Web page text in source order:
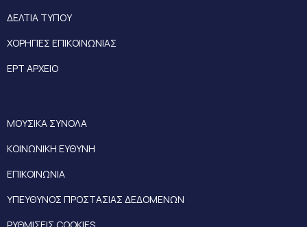
ΔΕΛΤΙΑ ΤΥΠΟΥ
ΧΟΡΗΓΙΕΣ ΕΠΙΚΟΙΝΩΝΙΑΣ
ΕΡΤ ΑΡΧΕΙΟ
ΜΟΥΣΙΚΑ ΣΥΝΟΛΑ
ΚΟΙΝΩΝΙΚΗ ΕΥΘΥΝΗ
ΕΠΙΚΟΙΝΩΝΙΑ
ΥΠΕΥΘΥΝΟΣ ΠΡΟΣΤΑΣΙΑΣ ΔΕΔΟΜΕΝΩΝ